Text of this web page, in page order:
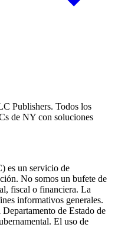
Publishers. Todos los
de NY con soluciones
es un servicio de
No somos un bufete de
fiscal o financiera. La
informativos generales.
de Estado de
El uso de